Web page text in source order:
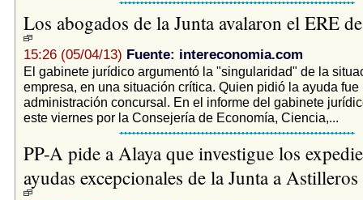
Los abogados de la Junta avalaron el ERE
15:26 (05/04/13) Fuente: intereconomia.com
El gabinete jurídico argumentó la "singularidad" de la
empresa, en una situación crítica. Quien pidió la ayuda fue
administración concursal. En el informe del gabinete
este viernes por la Consejería de Economía, Ciencia,...
PP-A pide a Alaya que investigue los
ayudas excepcionales de la Junta a